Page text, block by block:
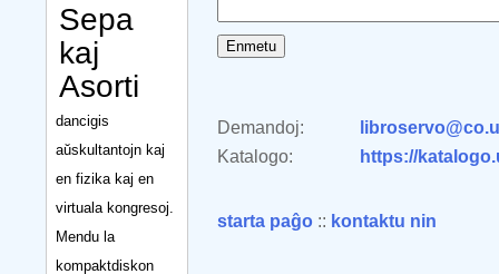
Sepa
kaj
Asorti
dancigis
aŭskultantojn kaj
en fizika kaj en
virtuala kongresoj.
Mendu la
kompaktdiskon
Demandoj:
Katalogo:
https://
starta paĝo :: kontaktu nin